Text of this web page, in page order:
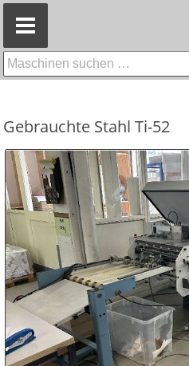
Gebrauchte Stahl Ti-52